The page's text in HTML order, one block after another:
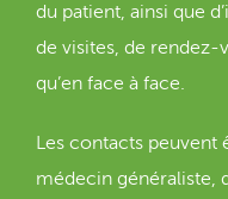
du patient, ainsi que
de visites, de rendez-
qu’en face à face.
Les contacts peuvent
médecin généraliste,